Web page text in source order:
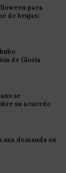
para
de brujas:
de Gloria
se
su acuerdo
una demanda en